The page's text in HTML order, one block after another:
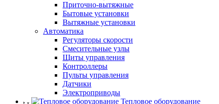
Приточно-вытяжные
Бытовые установки
Вытяжные установки
Автоматика
Регуляторы скорости
Смесительные узлы
Щиты управления
Контроллеры
Пульты управления
Датчики
Электроприводы
Тепловое оборудование